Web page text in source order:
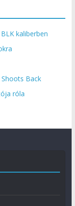
kaliberben
Back
róla